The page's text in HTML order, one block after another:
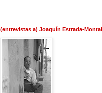
(entrevistas a) Joaquín Estrada-